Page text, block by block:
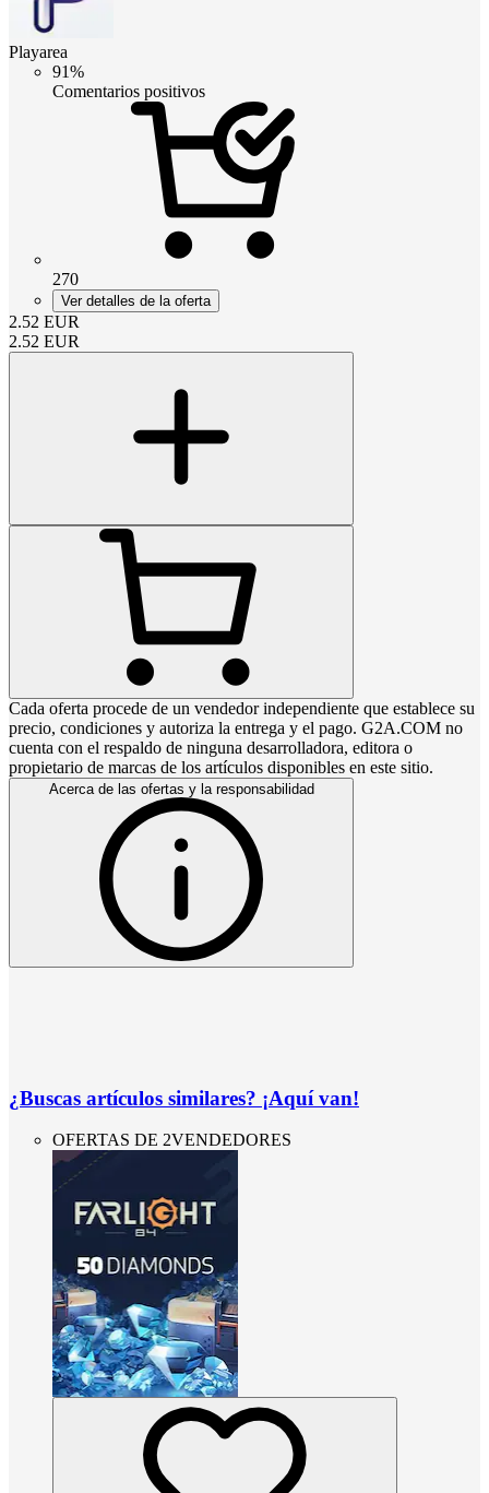
Playarea
91%
Comentarios positivos
270
Ver detalles de la oferta
2.52 EUR
2.52 EUR
Cada oferta procede de un vendedor independiente que establece su
precio, condiciones y autoriza la entrega y el pago. G2A.COM no
cuenta con el respaldo de ninguna desarrolladora, editora o
propietario de marcas de los artículos disponibles en este sitio.
Acerca de las ofertas y la responsabilidad
¿Buscas artículos similares? ¡Aquí van!
OFERTAS DE 2VENDEDORES